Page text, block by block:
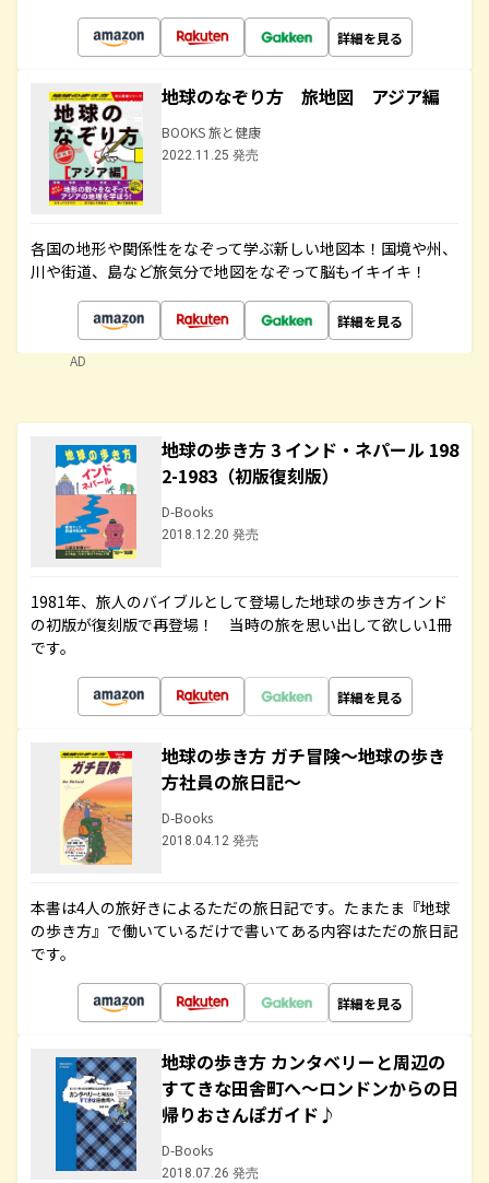
詳細を見る
地球のなぞり方 旅地図 アジア編
BOOKS 旅と健康
2022.11.25 発売
各国の地形や関係性をなぞって学ぶ新しい地図本！国境や州、
川や街道、島など旅気分で地図をなぞって脳もイキイキ！
詳細を見る
AD
地球の歩き方 3 インド・ネパール 198
2-1983（初版復刻版）
D-Books
2018.12.20 発売
1981年、旅人のバイブルとして登場した地球の歩き方インド
の初版が復刻版で再登場！ 当時の旅を思い出して欲しい1冊
です。
詳細を見る
地球の歩き方 ガチ冒険～地球の歩き
方社員の旅日記～
D-Books
2018.04.12 発売
本書は4人の旅好きによるただの旅日記です。たまたま『地球
の歩き方』で働いているだけで書いてある内容はただの旅日記
です。
詳細を見る
地球の歩き方 カンタベリーと周辺の
すてきな田舎町へ～ロンドンからの日
帰りおさんぽガイド♪
D-Books
2018.07.26 発売